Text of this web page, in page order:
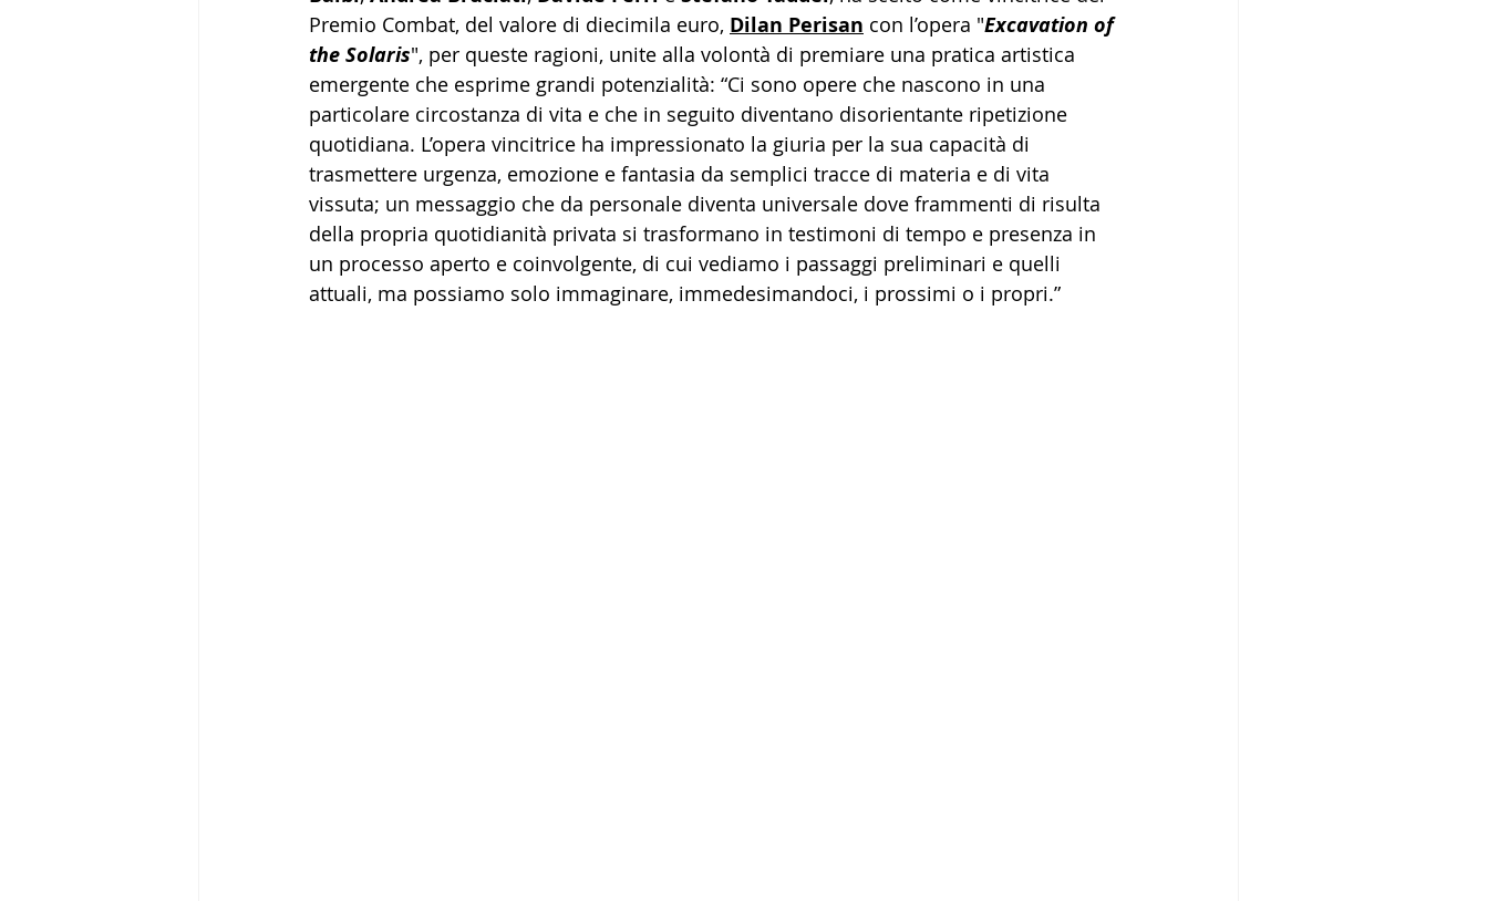
Premio Combat, del valore di diecimila euro, Dilan Perisan con l’opera "Excavation of
the Solaris", per queste ragioni, unite alla volontà di premiare una pratica artistica
emergente che esprime grandi potenzialità: “Ci sono opere che nascono in una
particolare circostanza di vita e che in seguito diventano disorientante ripetizione
quotidiana. L’opera vincitrice ha impressionato la giuria per la sua capacità di
trasmettere urgenza, emozione e fantasia da semplici tracce di materia e di vita
vissuta; un messaggio che da personale diventa universale dove frammenti di risulta
della propria quotidianità privata si trasformano in testimoni di tempo e presenza in
un processo aperto e coinvolgente, di cui vediamo i passaggi preliminari e quelli
attuali, ma possiamo solo immaginare, immedesimandoci, i prossimi o i propri.”